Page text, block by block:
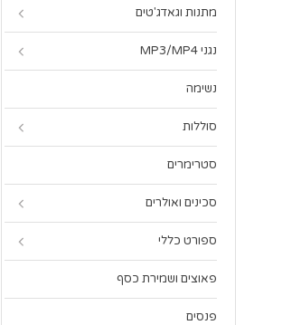
מתנות וגאדג'טים
נגני MP3/MP4
נשימה
סוללות
סטרימרים
סכינים ואולרים
ספורט כללי
פאוצים ושמירת כסף
פנסים